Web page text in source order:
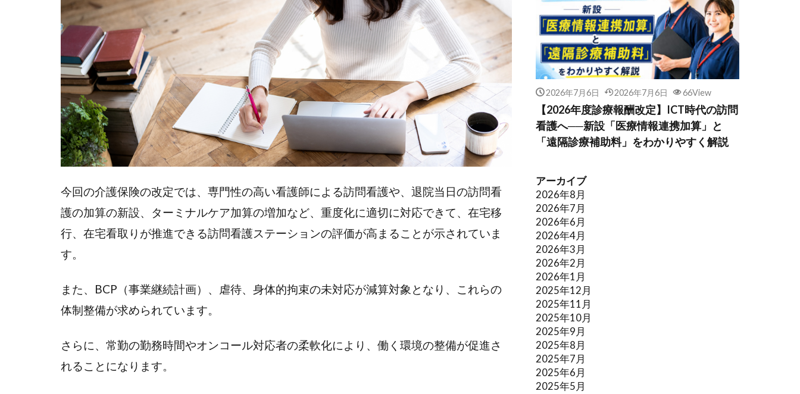
べ
き6
対
策
と
は
2
（１）
2024
年の介
改定に
向けた
利用者
獲得の
対策と
2.1
①訪
護の
報酬
今回の介護保険の改定では、専門性の高い看護師による訪問看護や、退院当日の訪問看
護の加算の新設、ターミナルケア加算の増加など、重度化に適切に対応できて、在宅移
行、在宅看取りが推進できる訪問看護ステーションの評価が高まることが示されていま
す。
また、BCP（事業継続計画）、虐待、身体的拘束の未対応が減算対象となり、これらの
体制整備が求められています。
さらに、常勤の勤務時間やオンコール対応者の柔軟化により、働く環境の整備が促進さ
れることになります。
2026年7月6日 2026年7月6日 66View
【2026年度診療報酬改定】ICT時代の訪問
看護へ──新設「医療情報連携加算」と
「遠隔診療補助料」をわかりやすく解説
アーカイブ
2026年8月
2026年7月
2026年6月
2026年4月
2026年3月
2026年2月
2026年1月
2025年12月
2025年11月
2025年10月
2025年9月
2025年8月
2025年7月
2025年6月
2025年5月